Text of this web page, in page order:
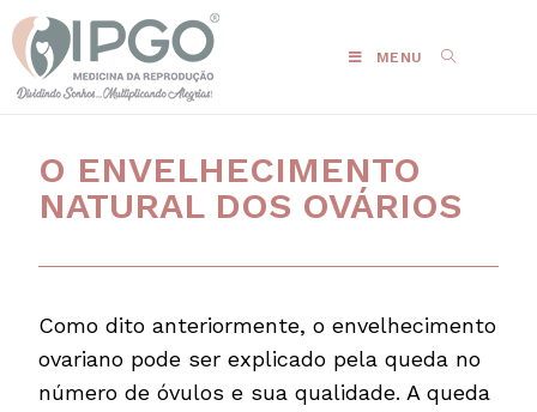
MENU
O ENVELHECIMENTO
NATURAL DOS OVÁRIOS
Como dito anteriormente, o envelhecimento
ovariano pode ser explicado pela queda no
número de óvulos e sua qualidade. A queda